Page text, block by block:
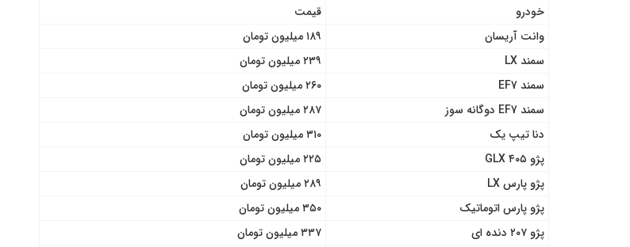
خودرو
قیمت
وانت آریسان
۱۸۹ میلیون تومان
سمند LX
۲۳۹ میلیون تومان
سمند EF7
۲۶۰ میلیون تومان
سمند EF7 دوگانه سوز
۲۸۷ میلیون تومان
دنا تیپ یک
۳۱۰ میلیون تومان
پژو ۴۰۵ GLX
۲۲۵ میلیون تومان
پژو پارس LX
۲۸۹ میلیون تومان
پژو پارس اتوماتیک
۳۵۰ میلیون تومان
پژو ۲۰۷ دنده ای
۳۳۷ میلیون تومان